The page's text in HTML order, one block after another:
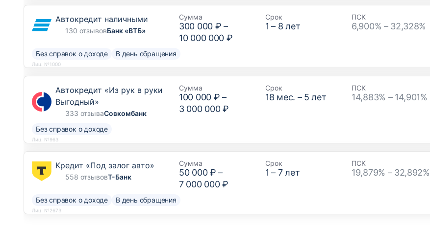
Автокредит наличными
130 отзывовБанк «ВТБ»
Сумма
300 000 ₽ –
10 000 000 ₽
Срок
1 – 8 лет
ПСК
6,900% – 32,328%
Без справок о доходе В день обращения
Лиц. №1000
Автокредит «Из рук в руки
Выгодный»
333 отзываСовкомбанк
Сумма
100 000 ₽ –
3 000 000 ₽
Срок
18 мес. – 5 лет
ПСК
14,883% – 14,901%
Без справок о доходе
Лиц. №963
Кредит «Под залог авто»
558 отзывовТ-Банк
Сумма
50 000 ₽ –
7 000 000 ₽
Срок
1 – 7лет
ПСК
19,879% – 32,892%
Без справок о доходе В день обращения
Лиц. №2673